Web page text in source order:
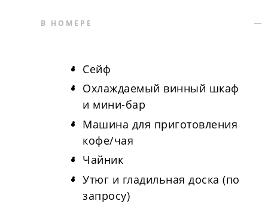
В НОМЕРЕ
Сейф
Охлаждаемый винный шкаф
и мини-бар
Машина для приготовления
кофе/чая
Чайник
Утюг и гладильная доска (по
запросу)